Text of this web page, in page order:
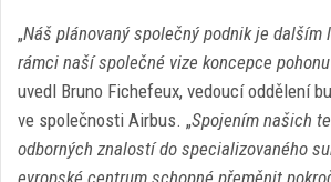
„Náš plánovaný společný podnik je dalším
rámci naší společné vize koncepce
uvedl Bruno Fichefeux, vedoucí oddělení
ve společnosti Airbus. „Spojením našich
odborných znalostí do specializovaného
evropské centrum schopné přeměnit